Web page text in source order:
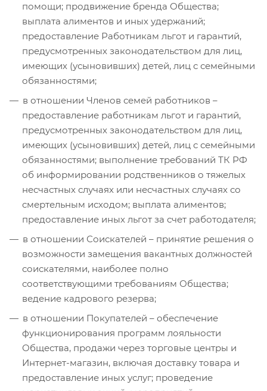
помощи; продвижение бренда Общества;
выплата алиментов и иных удержаний;
предоставление Работникам льгот и гарантий,
предусмотренных законодательством для лиц,
имеющих (усыновивших) детей, лиц с семейными
обязанностями;
в отношении Членов семей работников –
предоставление работникам льгот и гарантий,
предусмотренных законодательством для лиц,
имеющих (усыновивших) детей, лиц с семейными
обязанностями; выполнение требований ТК РФ
об информировании родственников о тяжелых
несчастных случаях или несчастных случаях со
смертельным исходом; выплата алиментов;
предоставление иных льгот за счет работодателя;
в отношении Соискателей – принятие решения о
возможности замещения вакантных должностей
соискателями, наиболее полно
соответствующими требованиям Общества;
ведение кадрового резерва;
в отношении Покупателей – обеспечение
функционирования программ лояльности
Общества, продажи через торговые центры и
Интернет-магазин, включая доставку товара и
предоставление иных услуг; проведение